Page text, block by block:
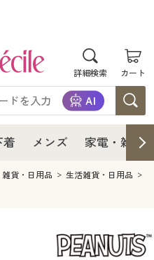
詳細検索 カート
着 メンズ 家電・雑貨
貨・日用品 生活雑貨・日用品